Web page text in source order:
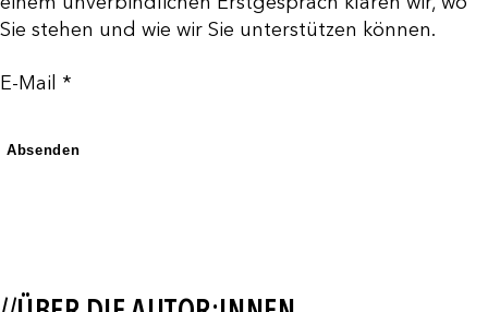
Sie stehen und wie wir Sie unterstützen können.
E-Mail *
Absenden